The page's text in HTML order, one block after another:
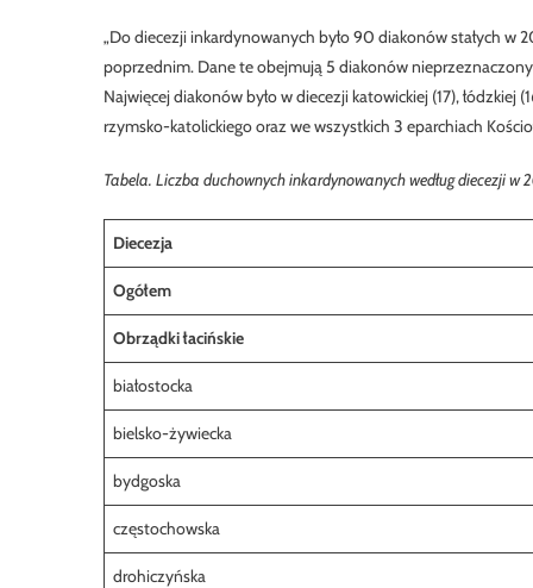
„Do diecezji inkardynowanych było 90 diakonów stałych w
poprzednim. Dane te obejmują 5 diakonów
Najwięcej diakonów było w diecezji katowickiej (17), łódzkiej
rzymsko-katolickiego oraz we wszystkich 3 eparchiach
Tabela. Liczba duchownych inkardynowanych według diecezji w
Diecezja
Ogółem
Obrządki łacińskie
białostocka
bielsko-żywiecka
bydgoska
częstochowska
drohiczyńska